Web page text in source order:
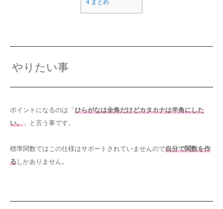
4 まとめ
やりたい事
ポイントになるのは「ひらがなは全角だけどカタカナは半角にした
い。 」と言う事です。
標準関数ではこの仕様はサポートされていませんので自分で関数を作
るしかありません。